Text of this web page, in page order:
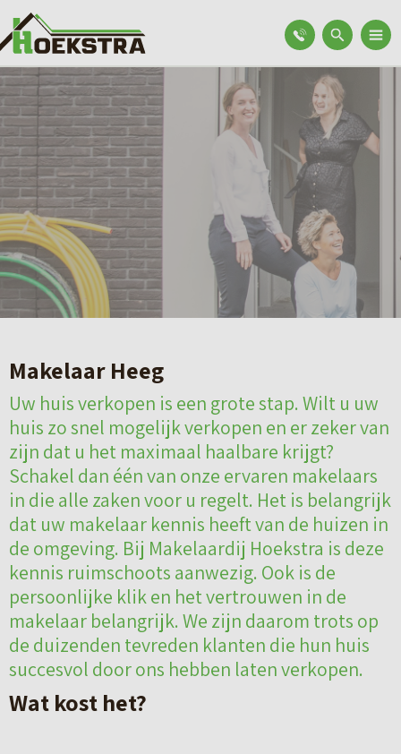
Makelaar Heeg
Uw huis verkopen is een grote stap. Wilt u uw
huis zo snel mogelijk verkopen en er zeker van
zijn dat u het maximaal haalbare krijgt?
Schakel dan één van onze ervaren makelaars
in die alle zaken voor u regelt. Het is belangrijk
dat uw makelaar kennis heeft van de huizen in
de omgeving. Bij Makelaardij Hoekstra is deze
kennis ruimschoots aanwezig. Ook is de
persoonlijke klik en het vertrouwen in de
makelaar belangrijk. We zijn daarom trots op
de duizenden tevreden klanten die hun huis
succesvol door ons hebben laten verkopen.
Wat kost het?